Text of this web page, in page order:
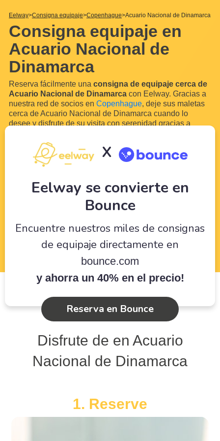
Eelway Consigna equipaje Copenhague Acuario Nacional de Dinamarca
Consigna equipaje en
Acuario Nacional de
Dinamarca
Reserva fácilmente una consigna de equipaje cerca de
Acuario Nacional de Dinamarca con Eelway. Gracias a
nuestra red de socios en Copenhague, deje sus maletas
cerca de Acuario Nacional de Dinamarca cuando lo
desee y disfrute de su visita con serenidad gracias a
De hecho, pronto visitarás Acuario Nacional de
Dinamarca? Tendrás que desempacar para disfrutar de tu
estancia! Con Eelway, deja que los profesionales del
X
Eelway se convierte en
Bounce
Encuentre nuestros miles de consignas
de equipaje directamente en
bounce.com
y ahorra un 40% en el precio!
Reserva en Bounce
Disfrute de en Acuario
Nacional de Dinamarca
1. Reserve